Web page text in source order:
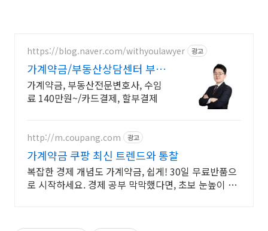
https://blog.naver.com/withyoulawyer 광고
가계약금/부동산상담센터 부동
산전문변호사 직접상담
가계약금, 부동산전문변호사, 수임
료 140만원~/카드결제, 할부결제
http://m.coupang.com 광고
가계약금 쿠팡 최신 트렌드와 통찰
복잡한 경제 개념도 가계약금, 쉽게! 30일 무료반품으
로 시작하세요. 경제 공부 막막했다면, 초보 눈높이 책